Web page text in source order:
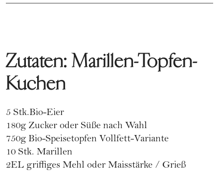
Zutaten: Marillen-Topfen-
Kuchen
5 Stk.Bio-Eier
180g Zucker oder Süße nach Wahl
750g Bio-Speisetopfen Vollfett-Variante
10 Stk. Marillen
2EL griffiges Mehl oder Maisstärke / Grieß